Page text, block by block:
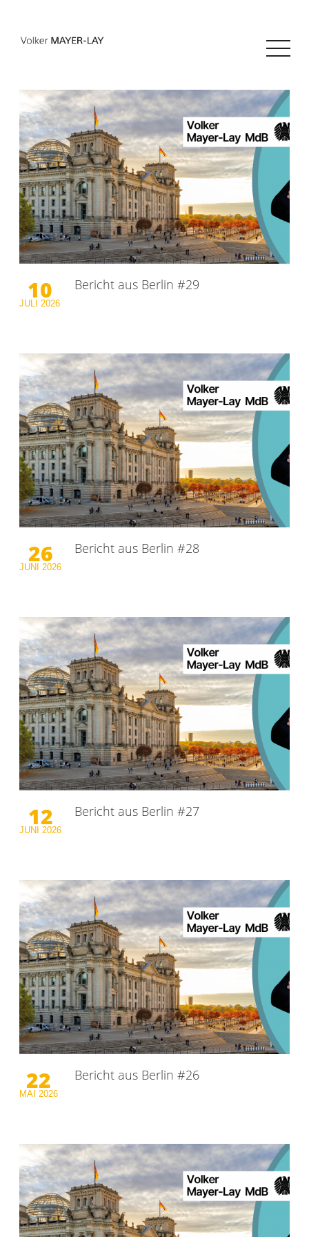
10
JULI 2026
Bericht aus Berlin #29
26
JUNI 2026
Bericht aus Berlin #28
12
JUNI2026
Bericht aus Berlin #27
22
MAI2026
Bericht aus Berlin #26